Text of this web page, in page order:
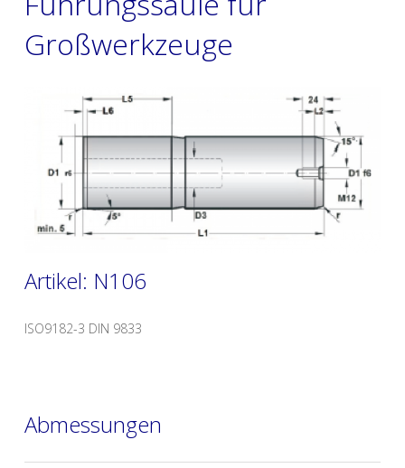
Großwerkzeuge
Artikel: N106
ISO9182-3 DIN 9833
Abmessungen